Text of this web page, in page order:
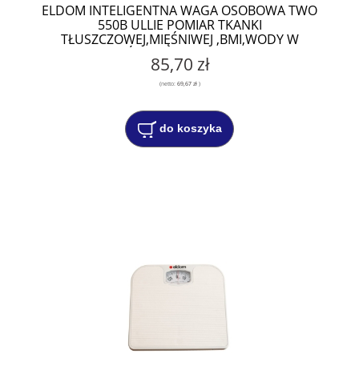
ELDOM INTELIGENTNA WAGA OSOBOWA TWO
550B ULLIE POMIAR TKANKI
TŁUSZCZOWEJ,MIĘŚNIWEJ ,BMI,WODY W
ORGANIŹMIE ,DEDYKOWANA APP.
85,70 zł
(netto: 69,67 zł)
do koszyka